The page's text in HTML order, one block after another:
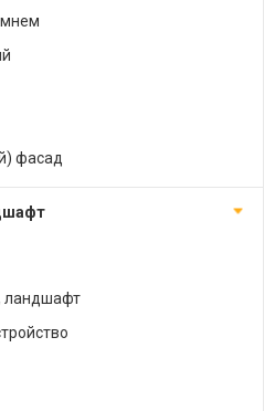
фасад
ландшафт